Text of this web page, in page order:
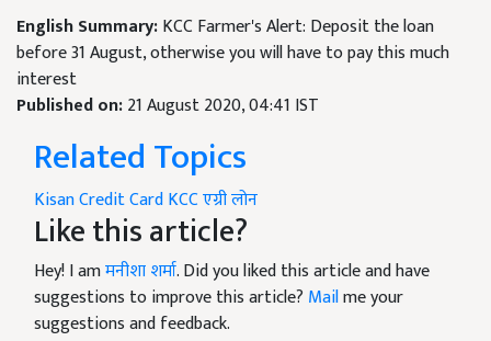
English Summary:KCC Farmer's Alert: Deposit the loan
before 31 August, otherwise you will have to pay this much
interest
Published on:21 August 2020, 04:41 IST
Related Topics
Kisan Credit CardKCCएग्री लोन
Like this article?
Hey! I amमनीशा शर्मा. Did you liked this article and have
suggestions to improve this article? Mailme your
suggestions and feedback.